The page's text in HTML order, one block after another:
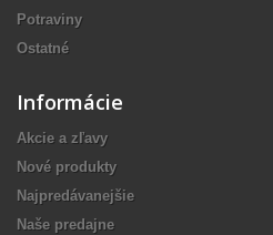
Potraviny
Ostatné
Informácie
Akcie a zľavy
Nové produkty
Najpredávanejšie
Naše predajne